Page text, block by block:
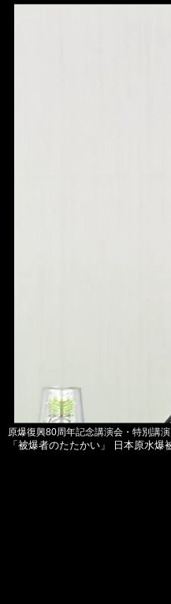
原爆復興80周年記念講演会・特別講演
「被爆者のたたかい」 日本原水